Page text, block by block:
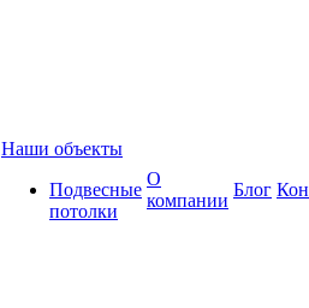
Наши объекты
Подвесные
потолки
О
компании
Блог